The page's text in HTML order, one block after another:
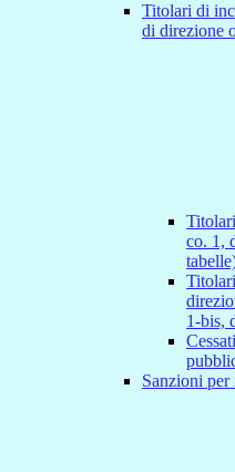
Titolari di
di direzione
co. 1,
1-bis,
Sanzioni per